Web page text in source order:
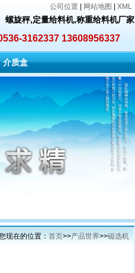
公司位置 网站地图 XML
螺旋秤,定量给料机,称重给料机厂家
3162337 13608956337
介质盒
现在的位置： 首页>>产品世界>>磁选机